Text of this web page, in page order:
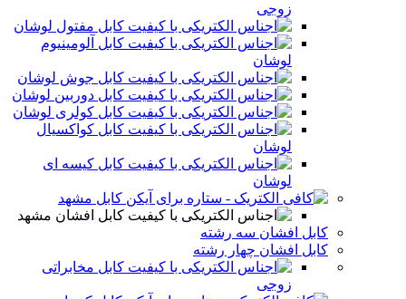
زوجی
کابل مفتول لوشان
کابل آلومینیوم
لوشان
کابل جوش لوشان
کابل دوربین لوشان
کابل کولری لوشان
کابل کواکسیال
لوشان
کابل کیسه ای
لوشان
کابل مشهد
کابل افشان مشهد
کابل افشان سه رشته
کابل افشان چهار رشته
کابل مخابراتی
زوجی